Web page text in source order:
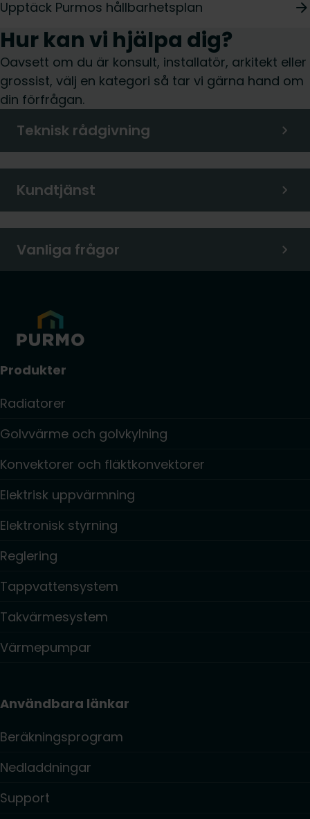
Upptäck Purmos hållbarhetsplan
Hur kan vi hjälpa dig?
Oavsett om du är konsult, installatör, arkitekt eller
grossist, välj en kategori så tar vi gärna hand om
din förfrågan.
Teknisk rådgivning
Kundtjänst
Vanliga frågor
Produkter
Radiatorer
Golvvärme och golvkylning
Konvektorer och fläktkonvektorer
Elektrisk uppvärmning
Elektronisk styrning
Reglering
Tappvattensystem
Takvärmesystem
Värmepumpar
Användbara länkar
Beräkningsprogram
Nedladdningar
Support